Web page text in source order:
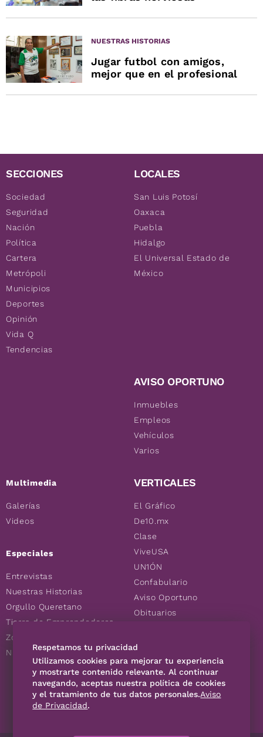
NUESTRAS HISTORIAS
Jugar futbol con amigos,
mejor que en el profesional
SECCIONES
Sociedad
Seguridad
Nación
Política
Cartera
Metrópoli
Municipios
Deportes
Opinión
Vida Q
Tendencias
Multimedia
Galerías
Videos
Especiales
Entrevistas
Nuestras Historias
Orgullo Queretano
Tierra de Emprendedores
Zoociales
Nuevos Queretanos
LOCALES
San Luis Potosí
Oaxaca
Puebla
Hidalgo
El Universal Estado de
México
AVISO OPORTUNO
Inmuebles
Empleos
Vehículos
Varios
VERTICALES
El Gráfico
De10.mx
Clase
ViveUSA
UN1ÓN
Confabulario
Aviso Oportuno
Obituarios
Consultas
SÍGUENOS
Respetamos tu privacidad
Utilizamos cookies para mejorar tu experiencia
y mostrarte contenido relevante. Al continuar
navegando, aceptas nuestra política de cookies
y el tratamiento de tus datos personales.Aviso
de Privacidad.